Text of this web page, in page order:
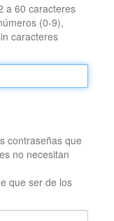
a 60 caracteres
(0-9),
caracteres
contraseñas que
no necesitan
que ser de los